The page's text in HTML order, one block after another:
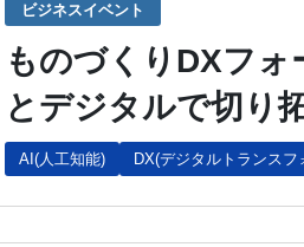
ビジネスイベント
ものづくりDXフ
とデジタルで切り
AI(人工知能) DX(デジタルトランス